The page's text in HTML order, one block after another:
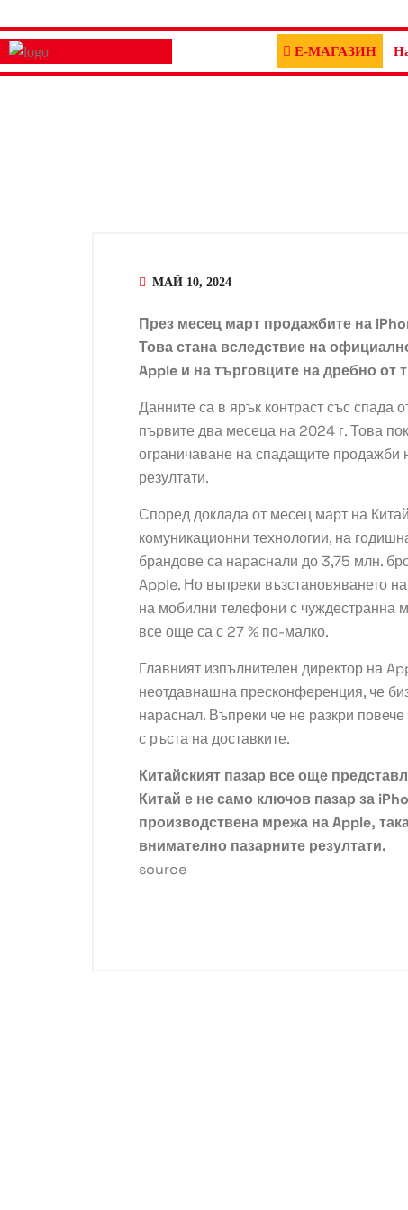
Е-МАГАЗИН
МАЙ 10, 2024
През месец март продажбите на
Това стана вследствие на
Apple и на търговците на дребно от
Данните са в ярък контраст със спада
първите два месеца на 2024 г. Това
ограничаване на спадащите продажби
резултати.
Според доклада от месец март на
комуникационни технологии, на
брандове са нараснали до 3,75 млн.
Apple. Но въпреки възстановяването
на мобилни телефони с чуждестранна
все още са с 27 % по-малко.
Главният изпълнителен директор на
неотдавнашна пресконференция, че
нараснал. Въпреки че не разкри
с ръста на доставките.
Китайският пазар все още
Китай е не само ключов пазар за
производствена мрежа на Apple,
внимателно пазарните резултати.
source